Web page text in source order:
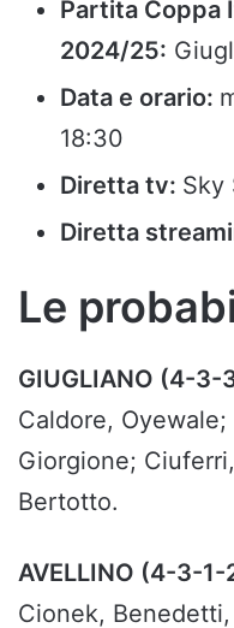
Partita Coppa
2024/25:
Data e orario:
18:30
Diretta tv: Sky
Diretta
Le
GIUGLIANO (4-3-
Caldore,
Giorgione;
Bertotto.
AVELLINO (4-3-1-
Cionek,